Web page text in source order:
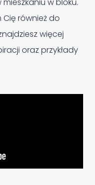
również do
więcej
oraz przykłady